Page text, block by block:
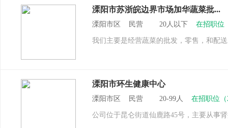
溧阳市苏浙皖边界市场加华蔬菜批...
溧阳市区 民营 20人以下 在招职位
我们主要是经营蔬菜的批发，零售，和配
溧阳市环生健康中心
溧阳市区 民营 20-99人 在招职位（
公司位于昆仑街道仙鹿路45号，主要从事